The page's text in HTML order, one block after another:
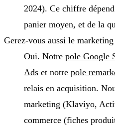
2024). Ce chiffre
panier moyen, et de la
Gerez-vous aussi le
Oui. Notre pole Google
Ads et notre pole
relais en acquisition.
marketing (Klaviyo,
commerce (fiches